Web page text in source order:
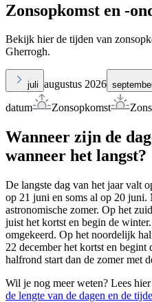
Zonsopkomst en -
Bekijk hier de tijden van
Gherrogh.
juli augustus 2026
datum Zonsopkomst
Wanneer zijn de
wanneer het langst?
De langste dag van het jaar valt
op 21 juni en soms al op 20 juni.
astronomische zomer. Op het
juist het kortst en begin de
omgekeerd. Op het noordelijk
22 december het kortst en
halfrond start dan de zomer met
Wil je nog meer weten? Lees
de lengte van de dagen en de